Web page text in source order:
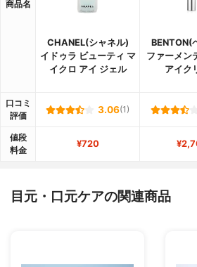
商品名
CHANEL(シャネル)
イドゥラ ビューティ マ
イクロ アイ ジェル
BENTON(
ファーメン
アイク
口コミ
評価
3.06(1)
値段
料金
¥720
目元・口元ケアの関連商品